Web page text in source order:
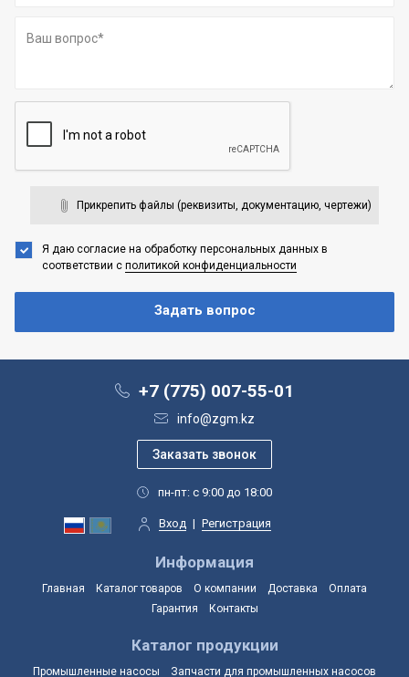
Прикрепить файлы (реквизиты, документацию, чертежи)
Я даю согласие на обработку персональных данных в
соответствии с политикой конфиденциальности
+7 (775) 007-55-01
info@zgm.kz
пн-пт: с 9:00 до 18:00
Вход | Регистрация
Информация
Главная Каталог товаров О компании Доставка
Оплата
Гарантия
Контакты
Каталог продукции
Промышленные насосы
Запчасти для промышленных насосов